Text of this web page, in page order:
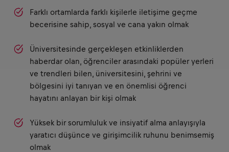
Farklı ortamlarda farklı kişilerle iletişime geçme
becerisine sahip, sosyal ve cana yakın olmak
Üniversitesinde gerçekleşen etkinliklerden
haberdar olan, öğrenciler arasındaki popüler yerleri
ve trendleri bilen, üniversitesini, şehrini ve
bölgesini iyi tanıyan ve en önemlisi öğrenci
hayatını anlayan bir kişi olmak
Yüksek bir sorumluluk ve insiyatif alma anlayışıyla
yaratıcı düşünce ve girişimcilik ruhunu benimsemiş
olmak